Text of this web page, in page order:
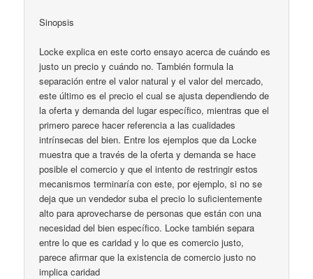
Sinopsis
Locke explica en este corto ensayo acerca de cuándo es
justo un precio y cuándo no. También formula la
separación entre el valor natural y el valor del mercado,
este último es el precio el cual se ajusta dependiendo de
la oferta y demanda del lugar específico, mientras que el
primero parece hacer referencia a las cualidades
intrínsecas del bien. Entre los ejemplos que da Locke
muestra que a través de la oferta y demanda se hace
posible el comercio y que el intento de restringir estos
mecanismos terminaría con este, por ejemplo, si no se
deja que un vendedor suba el precio lo suficientemente
alto para aprovecharse de personas que están con una
necesidad del bien específico. Locke también separa
entre lo que es caridad y lo que es comercio justo,
parece afirmar que la existencia de comercio justo no
implica caridad